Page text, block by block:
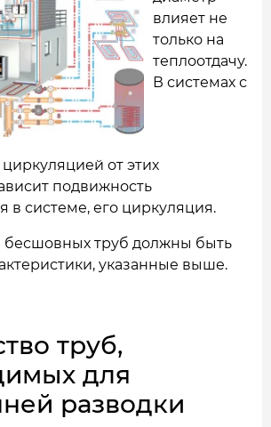
влияет не
только на
теплоотдачу.
В системах с
от этих
подвижность
в системе, его циркуляция.
бесшовных труб должны быть
указанные выше.
труб,
для
разводки